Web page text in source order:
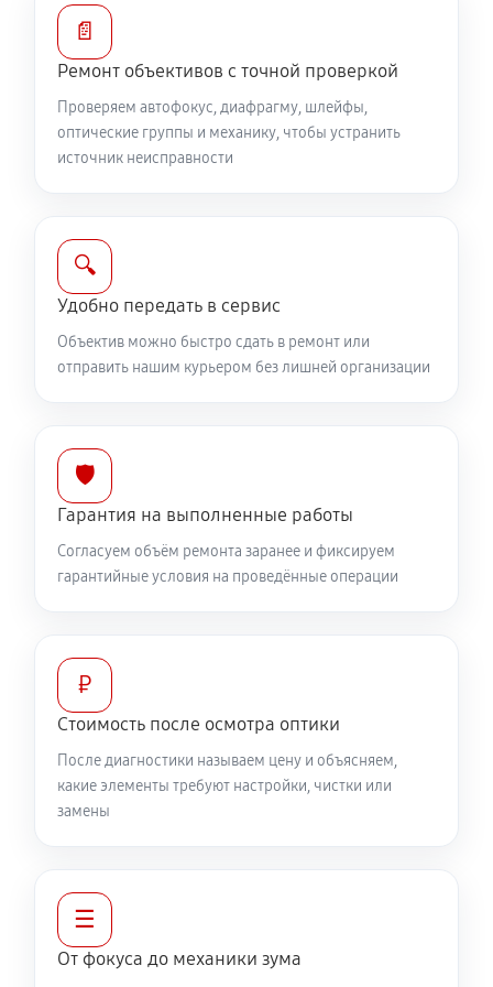
Устранение механических повреждений
Ремонт электроники объектива Canon EF 50 f/2.5
Compact Macro
810 руб
Ремонт передней линзы объектива
720 руб 60 минут
Ремонт кольца зуммирования
360 руб 60 минут
Разблокировка заклинивания
Протяжка соединений трансфокатора
Замена светофильтра объектива Canon EF 50 f/2.5
Compact Macro
📄
Ремонт объективов с точной проверкой
Проверяем автофокус, диафрагму, шлейфы,
оптические группы и механику, чтобы устранить
источник неисправности
🔍
Удобно передать в сервис
Объектив можно быстро сдать в ремонт или
отправить нашим курьером без лишней организации
🛡️
Гарантия на выполненные работы
Согласуем объём ремонта заранее и фиксируем
гарантийные условия на проведённые операции
₽
Стоимость после осмотра оптики
После диагностики называем цену и объясняем,
какие элементы требуют настройки, чистки или
замены
☰
От фокуса до механики зума